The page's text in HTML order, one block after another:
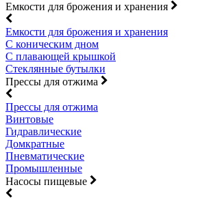
Емкости для брожения и хранения
Емкости для брожения и хранения
С коническим дном
С плавающей крышкой
Стеклянные бутылки
Прессы для отжима
Прессы для отжима
Винтовые
Гидравлические
Домкратные
Пневматические
Промышленные
Насосы пищевые